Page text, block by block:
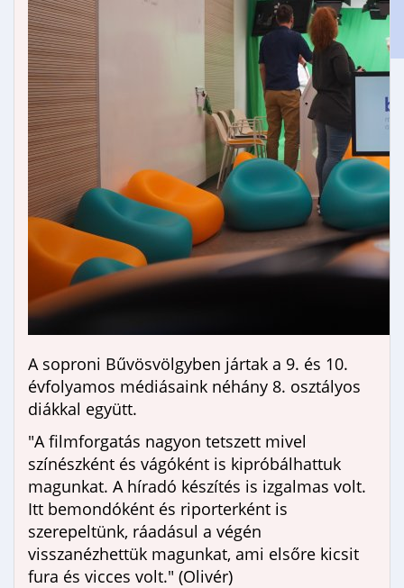
Gimnáziumi jelentkezés
Erasmus+
A soproni Bűvösvölgyben jártak a 9. és 10.
évfolyamos médiásaink néhány 8. osztályos
diákkal együtt.
"A filmforgatás nagyon tetszett mivel
színészként és vágóként is kipróbálhattuk
magunkat. A híradó készítés is izgalmas volt.
Itt bemondóként és riporterként is
szerepeltünk, ráadásul a végén
visszanézhettük magunkat, ami elsőre kicsit
fura és vicces volt." (Olivér)